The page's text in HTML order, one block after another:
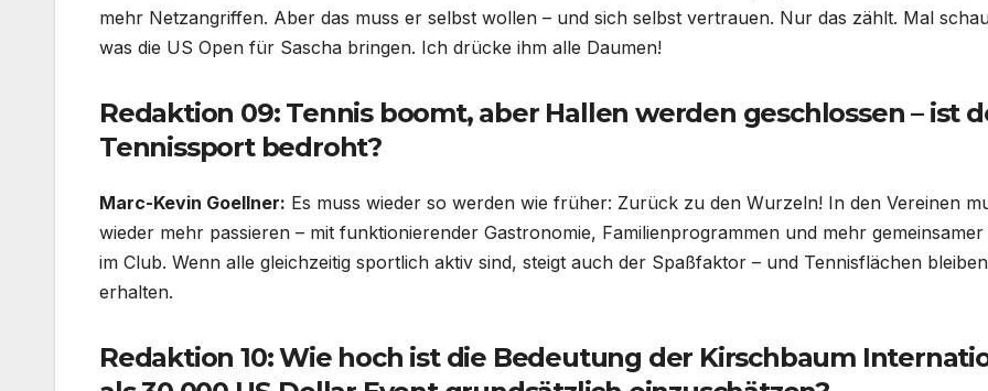
mehr Netzangriffen. Aber das muss er selbst wollen – und sich selbst vertrauen. Nur das zählt. Mal
was die US Open für Sascha bringen. Ich drücke ihm alle Daumen!
Redaktion 09: Tennis boomt, aber Hallen werden geschlossen – ist
Tennissport bedroht?
Marc-Kevin Goellner: Es muss wieder so werden wie früher: Zurück zu den Wurzeln! In den Vereinen
wieder mehr passieren – mit funktionierender Gastronomie, Familienprogrammen und mehr gemeinsamer
im Club. Wenn alle gleichzeitig sportlich aktiv sind, steigt auch der Spaßfaktor – und Tennisflächen bleiben
erhalten.
Redaktion 10: Wie hoch ist die Bedeutung der Kirschbaum